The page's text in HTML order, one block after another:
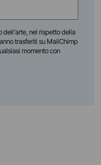
dell'arte, nel rispetto della
trasferiti su MailChimp
momento con